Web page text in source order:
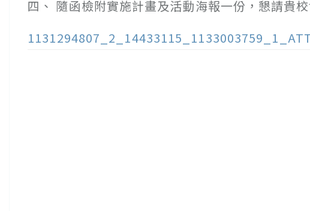
四、 隨函檢附實施計畫及活動海報一份，懇請貴